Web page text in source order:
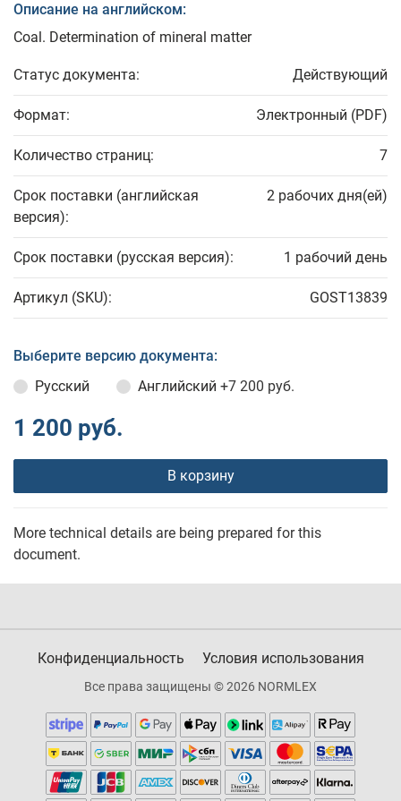
Описание на английском:
Coal. Determination of mineral matter
Статус документа: Действующий
Формат: Электронный (PDF)
Количество страниц: 7
Срок поставки (английская
версия):
2 рабочих дня(ей)
Срок поставки (русская версия): 1 рабочий день
Артикул (SKU): GOST13839
Выберите версию документа:
Русский
Английский +7 200 руб.
1 200 руб.
В корзину
More technical details are being prepared for this
document.
Конфиденциальность Условия использования
Все права защищены © 2026 NORMLEX